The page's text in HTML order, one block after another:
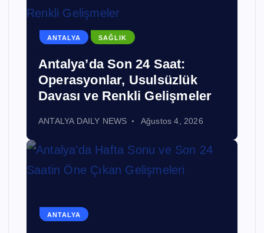
ANTALYA SAĞLIK
Antalya’da Son 24 Saat:
Operasyonlar, Usulsüzlük
Davası ve Renkli Gelişmeler
ANTALYA DAILY NEWS Ağustos 4, 2026
ANTALYA